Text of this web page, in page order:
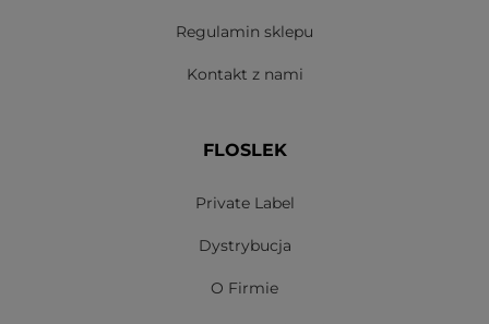
Regulamin sklepu
Kontakt z nami
FLOSLEK
Private Label
Dystrybucja
O Firmie